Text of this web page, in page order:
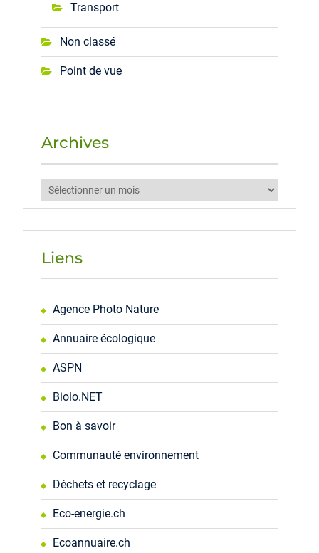
Transport
Non classé
Point de vue
Archives
Archives
Liens
Agence Photo Nature
Annuaire écologique
ASPN
Biolo.NET
Bon à savoir
Communauté environnement
Déchets et recyclage
Eco-energie.ch
Ecoannuaire.ch